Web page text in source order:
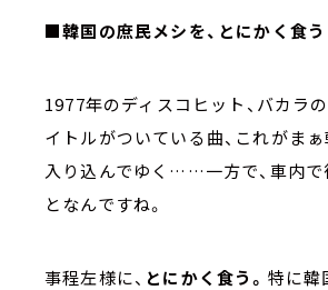
■韓国の庶民メシを、とにかく食う
1977年のディスコヒット、バカラの
イトルがついている曲、これがま
入り込んでゆく……一方で、車内で
となんですね。
事程左様に、 とにかく食う。 特に韓